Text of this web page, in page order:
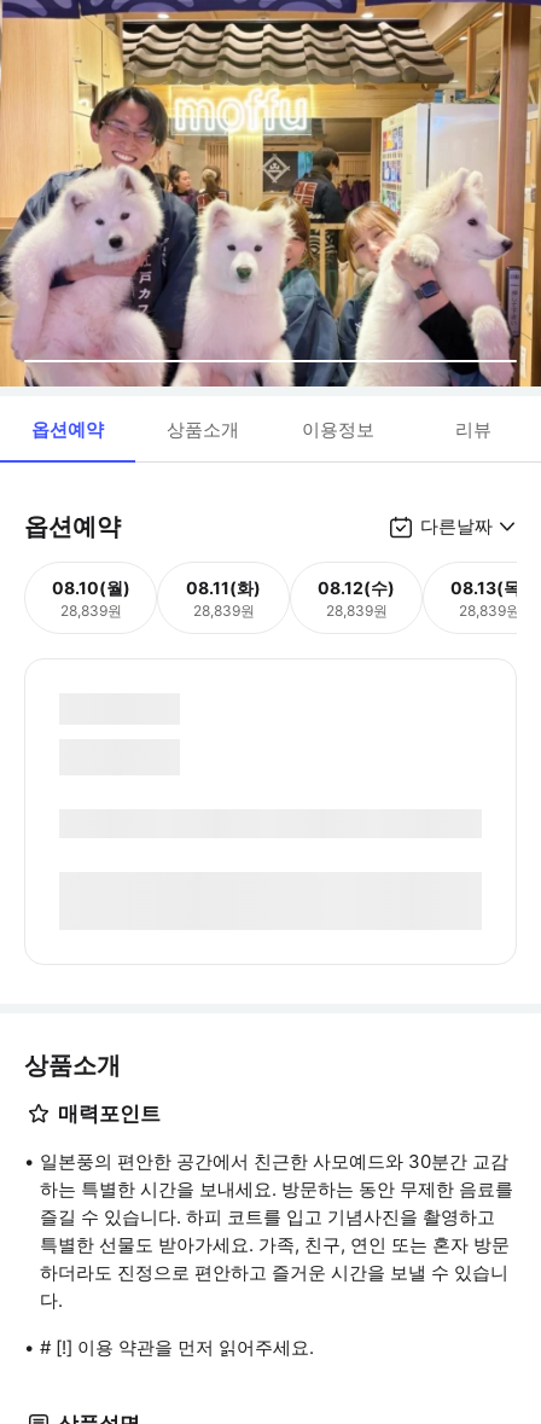
옵션예약 상품소개 이용정보 리뷰
옵션예약 다른날짜
08.10(월)
28,839원
08.11(화)
28,839원
08.12(수)
28,839원
08.13(목)
28,839원
상품소개
매력포인트
일본풍의 편안한 공간에서 친근한 사모예드와 30분간 교감
하는 특별한 시간을 보내세요. 방문하는 동안 무제한 음료를
즐길 수 있습니다. 하피 코트를 입고 기념사진을 촬영하고
특별한 선물도 받아가세요. 가족, 친구, 연인 또는 혼자 방문
하더라도 진정으로 편안하고 즐거운 시간을 보낼 수 있습니
다.
# [!] 이용 약관을 먼저 읽어주세요.